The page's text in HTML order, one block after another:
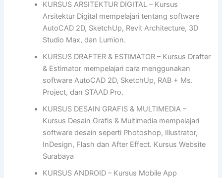
KURSUS ARSITEKTUR DIGITAL – Kursus
Arsitektur Digital mempelajari tentang software
AutoCAD 2D, SketchUp, Revit Architecture, 3D
Studio Max, dan Lumion.
KURSUS DRAFTER & ESTIMATOR – Kursus Drafter
& Estimator mempelajari cara menggunakan
software AutoCAD 2D, SketchUp, RAB + Ms.
Project, dan STAAD Pro.
KURSUS DESAIN GRAFIS & MULTIMEDIA –
Kursus Desain Grafis & Multimedia mempelajari
software desain seperti Photoshop, Illustrator,
InDesign, Flash dan After Effect. Kursus Website
Surabaya
KURSUS ANDROID – Kursus Mobile App